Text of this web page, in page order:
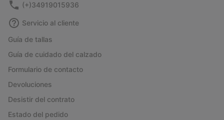
(+)34919015936
Servicio al cliente
Guía de tallas
Guía de cuidado del calzado
Formulario de contacto
Devoluciones
Desistir del contrato
Estado del pedido